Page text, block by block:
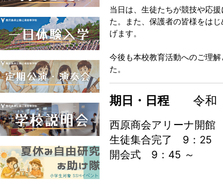
当日は、生徒たちが競技や応
た。また、保護者の皆様をは
げます。
今後も本校教育活動へのご理
た。
期日・日程 令和
西原商会アリーナ開
生徒集合完了 9：25
開会式 9：45 ～